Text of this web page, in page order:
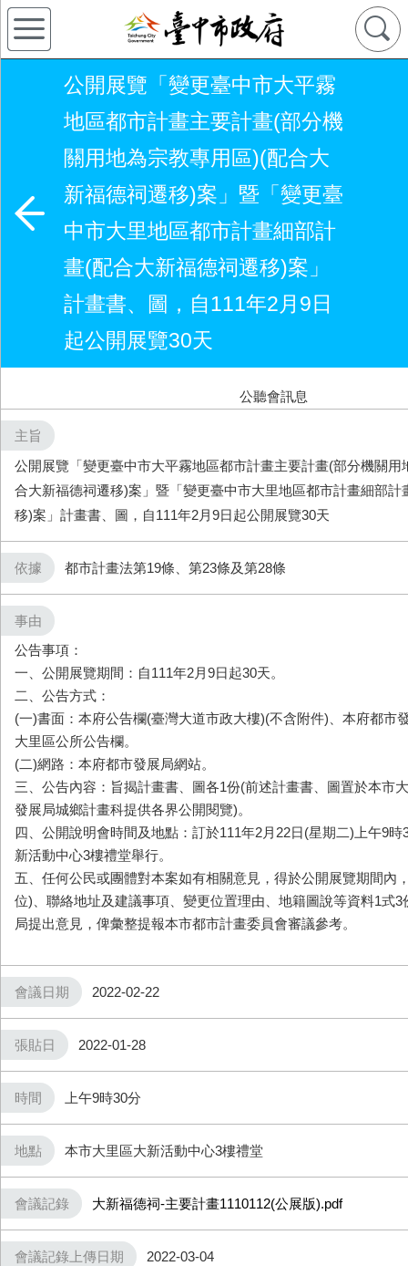
公開展覽「變更臺中市大平霧
地區都市計畫主要計畫(部分機
關用地為宗教專用區)(配合大
新福德祠遷移)案」暨「變更臺
中市大里地區都市計畫細部計
畫(配合大新福德祠遷移)案」
計畫書、圖，自111年2月9日
起公開展覽30天
公聽會訊息
主旨
公開展覽「變更臺中市大平霧地區都市計畫主要計畫(部分機關用
合大新福德祠遷移)案」暨「變更臺中市大里地區都市計畫細部計
移)案」計畫書、圖，自111年2月9日起公開展覽30天
依據 都市計畫法第19條、第23條及第28條
事由
公告事項：
一、公開展覽期間：自111年2月9日起30天。
二、公告方式：
(一)書面：本府公告欄(臺灣大道市政大樓)(不含附件)、本府都市
大里區公所公告欄。
(二)網路：本府都市發展局網站。
三、公告內容：旨揭計畫書、圖各1份(前述計畫書、圖置於本市
發展局城鄉計畫科提供各界公開閱覽)。
四、公開說明會時間及地點：訂於111年2月22日(星期二)上午9
新活動中心3樓禮堂舉行。
五、任何公民或團體對本案如有相關意見，得於公開展覽期間內
位)、聯絡地址及建議事項、變更位置理由、地籍圖說等資料1式3
局提出意見，俾彙整提報本市都市計畫委員會審議參考。
會議日期 2022-02-22
張貼日 2022-01-28
時間 上午9時30分
地點 本市大里區大新活動中心3樓禮堂
會議記錄 大新福德祠-主要計畫1110112(公展版).pdf
會議記錄上傳日期 2022-03-04